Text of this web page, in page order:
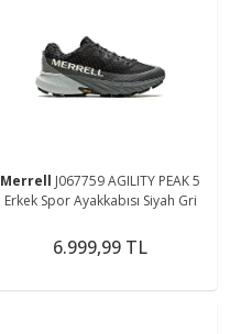
Merrell J067759 AGILITY PEAK 5
Erkek Spor Ayakkabısı Siyah Gri
6.999,99 TL